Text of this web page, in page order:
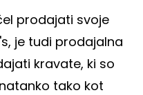
prodajati svoje
je tudi prodajalna
kravate, ki so
tako kot